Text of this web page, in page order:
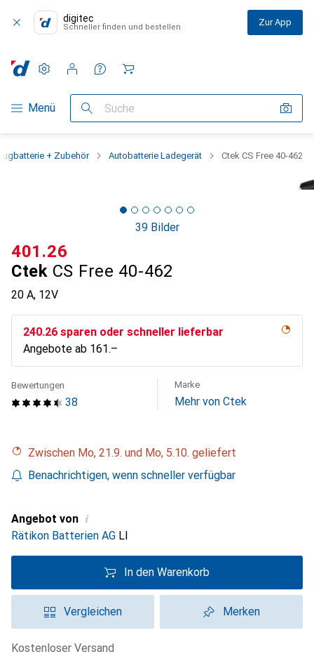
digitec
Schneller finden und bestellen Zur App
Navigation nach Kategorien
Menü Suche
Einstellungen
Kundenkonto
Vergleichslisten
Merklisten
Warenkorb
+ Zubehör Autobatterie Ladegerät Ctek CS Free 40-462
39 Bilder
Ctek CS Free 40-462
20 A, 12V
CHF
401.26
CHF
240.26 sparen oder schneller lieferbar
Angebote ab CHF
161.–
38
Bewertungen Marke
Mehr von Ctek
Zwischen Mo, 21.9. und Mo, 5.10. geliefert
Benachrichtigen, wenn schneller verfügbar
Angebot von i
Rätikon Batterien AG LI
In den Warenkorb
Vergleichen Merken
kostenloser Versand